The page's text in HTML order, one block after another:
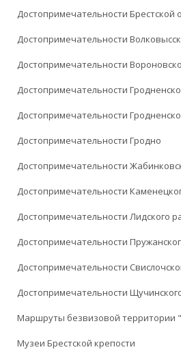
Достопримечательности Брестской
Достопримечательности
Достопримечательности
Достопримечательности
Достопримечательности
Достопримечательности Гродно
Достопримечательности
Достопримечательности
Достопримечательности Лидского
Достопримечательности
Достопримечательности
Достопримечательности
Маршруты безвизовой территории
Музеи Брестской крепости